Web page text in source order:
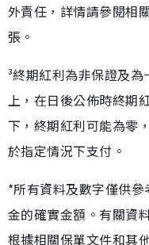
外責任，詳情請參閱相
張。
³終期紅利為非保證及
上，在日後公佈時終期
下，終期紅利可能為零
於指定情況下支付。
*所有資料及數字僅供
金的確實金額。有關資
根據相關保單文件和其